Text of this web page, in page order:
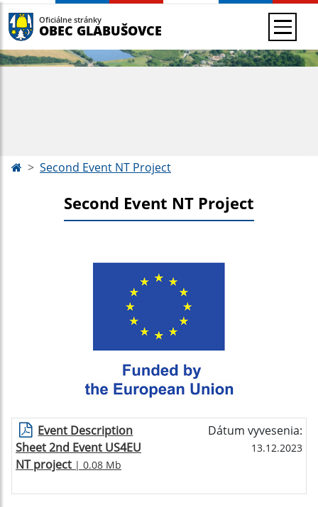
Oficiálne stránky
OBEC GLABUŠOVCE
Second Event NT Project
Second Event NT Project
Event Description
Sheet 2nd Event US4EU
NT project | 0.08 Mb
Dátum vyvesenia:
13.12.2023